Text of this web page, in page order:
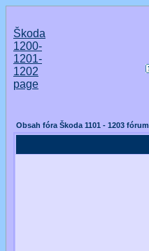
Škoda
1200-
1201-
1202
page
Obsah fóra Škoda 1101 - 1203 fórum